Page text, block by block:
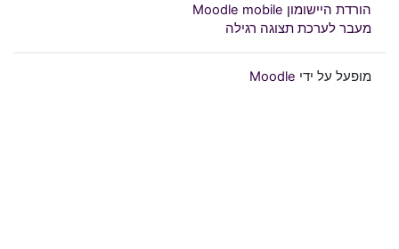
הורדת היישומון Moodle mobile
מעבר לערכת תצוגה רגילה
מופעל על ידי Moodle